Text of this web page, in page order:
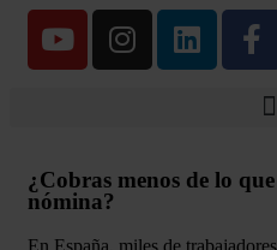
¿Cobras menos de lo
nómina?
En España, miles de